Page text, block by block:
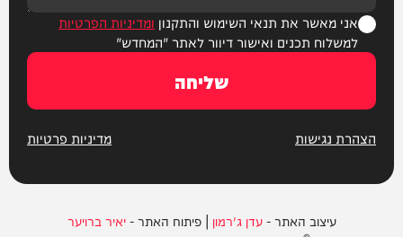
אני מאשר את תנאי השימוש והתקנון ומדיניות הפרטיות
למשלוח תכנים ואישור דיוור לאתר "המחדש"
שליחה
הצהרת נגישות מדיניות פרטיות
עיצוב האתר -עדן ג'רמון | פיתוח האתר -יאיר ברויער